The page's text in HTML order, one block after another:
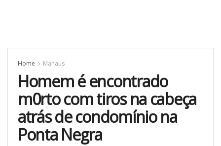
Home Manaus
Homem é encontrado
m0rto com tiros na cabeça
atrás de condomínio na
Ponta Negra